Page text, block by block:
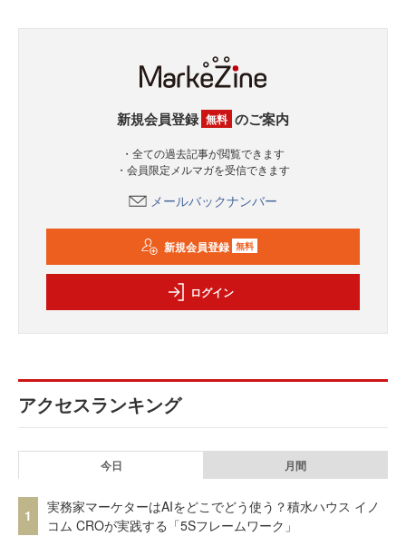
新規会員登録 無料 のご案内
・全ての過去記事が閲覧できます
・会員限定メルマガを受信できます
メールバックナンバー
新規会員登録 無料
ログイン
アクセスランキング
今日 月間
1
実務家マーケターはAIをどこでどう使う？積水ハウス イノ
コム CROが実践する「5Sフレームワーク」